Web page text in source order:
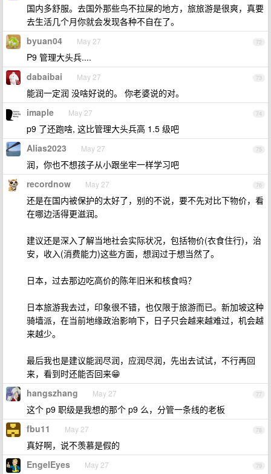
国内多舒服。去国外那些鸟不拉屎的地方，旅旅游是很爽，真要
去生活几个月你就会发现各种不自在了。
72
byuan04 May 27
P9 管理大头兵....
73
dabaibai May 27
能润一定润 没啥好说的。 你老婆说的对。
74
imaple May 27
p9 了还跑啥, 这比管理大头兵高 1.5 级吧
75
Alias2023 May 27
润，你也不想孩子从小跟坐牢一样学习吧
76
recordnow May 27
还是在国内被保护的太好了，别的不说，要不先对比下物价，看
在哪边活得更滋润。
建议还是深入了解当地社会实际状况，包括物价(衣食住行)，治
安，收入(消费能力)这些方面，想润过于想当然了。
日本，过去那边吃高价的陈年旧米和核食吗？
日本旅游我去过，印象很不错，也仅限于旅游而已。新加坡这种
骑墙派，在当前地缘政治影响下，日子只会越来越难过，机会越
来越少。
最后我也是建议能润尽润，应润尽润，先出去试试，不行再回
来，看到时还能否回来😁
77
hangszhang May 27
这个 p9 职级是我想的那个 p9 么，分管一条线的老板
78
fbu11 May 27
真好啊，说不羡慕是假的
79
EngelEyes May 27